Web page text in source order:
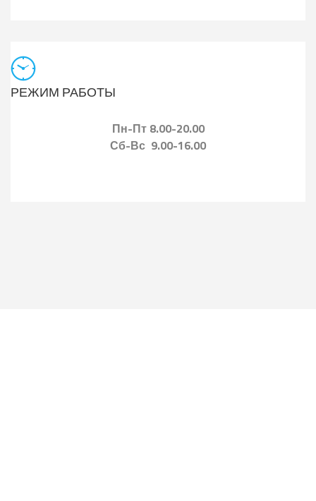
РЕЖИМ РАБОТЫ
Пн-Пт 8.00-20.00
Сб-Вс 9.00-16.00